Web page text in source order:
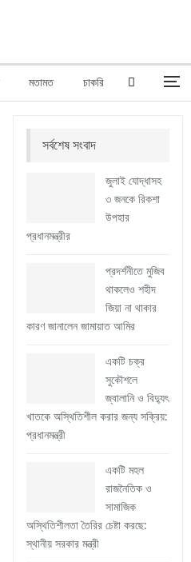
মতামত চাকরি
সর্বশেষ সংবাদ
জুলাই যোদ্ধাসহ
৩ জনকে রিকশা
উপহার
প্রধানমন্ত্রীর
প্রদর্শনীতে মুজিব
থাকলেও শহীদ
জিয়া না থাকার
কারণ জানালেন জামায়াত আমির
একটি চক্র
সুকৌশলে
জ্বালানি ও বিদ্যুৎ
খাতকে অস্থিতিশীল করার জন্য সক্রিয়:
প্রধানমন্ত্রী
একটি মহল
রাজনৈতিক ও
সামাজিক
অস্থিতিশীলতা তৈরির চেষ্টা করছে:
স্থানীয় সরকার মন্ত্রী